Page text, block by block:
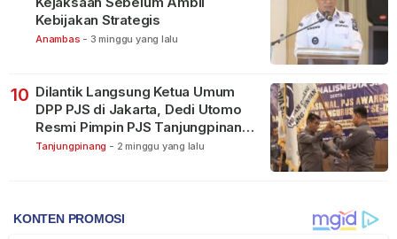
Kebijakan Strategis
Anambas - 3 minggu yang lalu
10 Dilantik Langsung Ketua Umum
DPP PJS di Jakarta, Dedi Utomo
Resmi Pimpin PJS Tanjungpinang-
Bintan
Tanjungpinang - 2 minggu yang lalu